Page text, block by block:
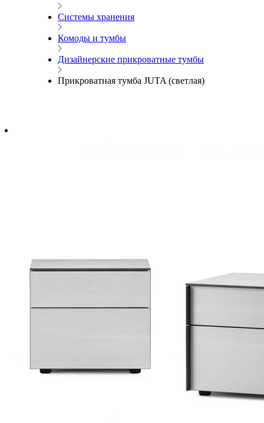
Системы хранения
Комоды и тумбы
Дизайнерские прикроватные тумбы
Прикроватная тумба JUTA (светлая)